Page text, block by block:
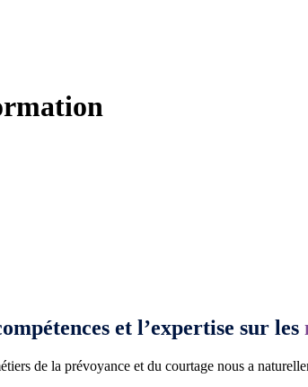
et l’expertise sur les
de la prévoyance et du courtage nous a